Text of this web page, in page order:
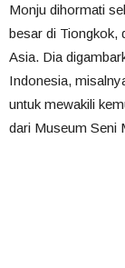
Monju dihormati
besar di Tiongkok,
Asia. Dia
Indonesia,
untuk mewakili
dari Museum Seni